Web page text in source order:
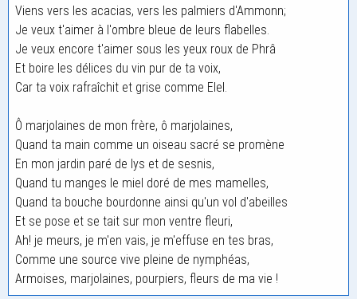
Viens vers les acacias, vers les palmiers d'Ammonn;
Je veux t'aimer à l'ombre bleue de leurs flabelles.
Je veux encore t'aimer sous les yeux roux de Phrâ
Et boire les délices du vin pur de ta voix,
Car ta voix rafraîchit et grise comme Elel.
Ô marjolaines de mon frère, ô marjolaines,
Quand ta main comme un oiseau sacré se promène
En mon jardin paré de lys et de sesnis,
Quand tu manges le miel doré de mes mamelles,
Quand ta bouche bourdonne ainsi qu'un vol d'abeilles
Et se pose et se tait sur mon ventre fleuri,
Ah! je meurs, je m'en vais, je m'effuse en tes bras,
Comme une source vive pleine de nymphéas,
Armoises, marjolaines, pourpiers, fleurs de ma vie !